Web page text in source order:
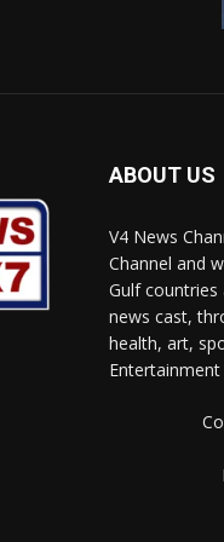
ABOUT US
V4 News
Channel and
Gulf countries
news cast,
health, art,